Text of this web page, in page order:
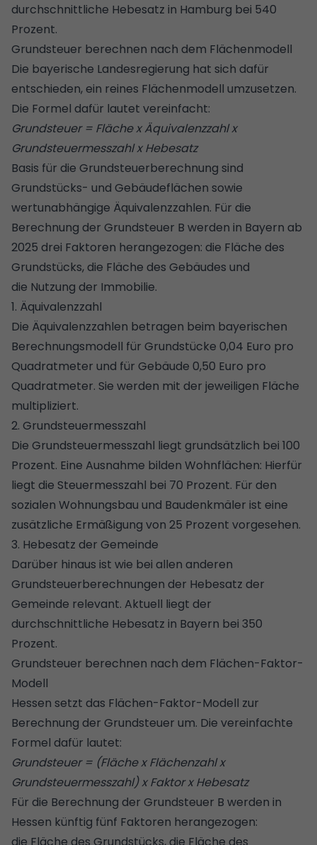
durchschnittliche Hebesatz in Hamburg bei 540
Prozent.
Grundsteuer berechnen nach dem Flächenmodell
Die bayerische Landesregierung hat sich dafür
entschieden, ein reines Flächenmodell umzusetzen.
Die Formel dafür lautet vereinfacht:
Grundsteuer = Fläche x Äquivalenzzahl x
Grundsteuermesszahl x Hebesatz
Basis für die Grundsteuerberechnung sind
Grundstücks- und Gebäudeflächen sowie
wertunabhängige Äquivalenzzahlen. Für die
Berechnung der Grundsteuer B werden in Bayern ab
2025 drei Faktoren herangezogen: die Fläche des
Grundstücks, die Fläche des Gebäudes und
die Nutzung der Immobilie.
1. Äquivalenzzahl
Die Äquivalenzzahlen betragen beim bayerischen
Berechnungsmodell für Grundstücke 0,04 Euro pro
Quadratmeter und für Gebäude 0,50 Euro pro
Quadratmeter. Sie werden mit der jeweiligen Fläche
multipliziert.
2. Grundsteuermesszahl
Die Grundsteuermesszahl liegt grundsätzlich bei 100
Prozent. Eine Ausnahme bilden Wohnflächen: Hierfür
liegt die Steuermesszahl bei 70 Prozent. Für den
sozialen Wohnungsbau und Baudenkmäler ist eine
zusätzliche Ermäßigung von 25 Prozent vorgesehen.
3. Hebesatz der Gemeinde
Darüber hinaus ist wie bei allen anderen
Grundsteuerberechnungen der Hebesatz der
Gemeinde relevant. Aktuell liegt der
durchschnittliche Hebesatz in Bayern bei 350
Prozent.
Grundsteuer berechnen nach dem Flächen-Faktor-
Modell
Hessen setzt das Flächen-Faktor-Modell zur
Berechnung der Grundsteuer um. Die vereinfachte
Formel dafür lautet:
Grundsteuer = (Fläche x Flächenzahl x
Grundsteuermesszahl) x Faktor x Hebesatz
Für die Berechnung der Grundsteuer B werden in
Hessen künftig fünf Faktoren herangezogen:
die Fläche des Grundstücks, die Fläche des